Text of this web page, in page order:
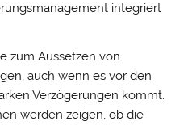
integriert
zum Aussetzen von
auch wenn es vor den
Verzögerungen kommt.
werden zeigen, ob die